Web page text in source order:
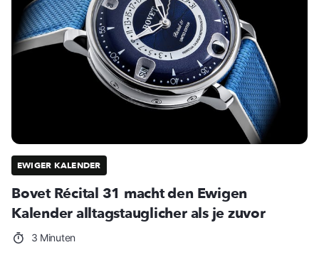
EWIGER KALENDER
Bovet Récital 31 macht den Ewigen
Kalender alltagstauglicher als je zuvor
3 Minuten